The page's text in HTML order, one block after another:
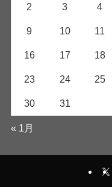
2 3 4
9 10 11
16 17 18
23 24 25
30 31
« 1月